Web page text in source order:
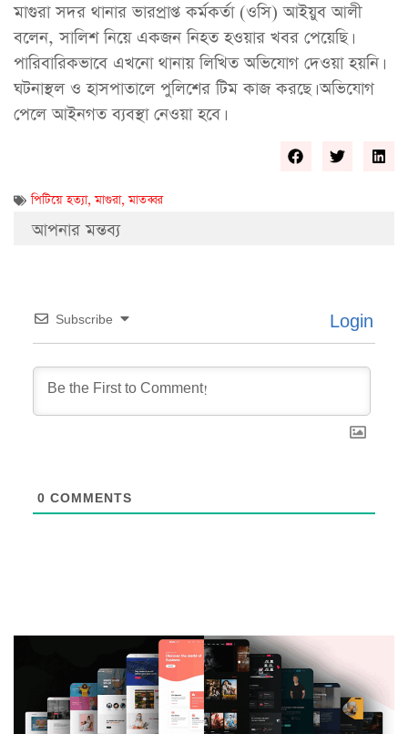
মাগুরা সদর থানার ভারপ্রাপ্ত কর্মকর্তা (ওসি) আইয়ুব আলী
বলেন, সালিশ নিয়ে একজন নিহত হওয়ার খবর পেয়েছি।
পারিবারিকভাবে এখনো থানায় লিখিত অভিযোগ দেওয়া হয়নি।
ঘটনাস্থল ও হাসপাতালে পুলিশের টিম কাজ করছে। অভিযোগ
পেলে আইনগত ব্যবস্থা নেওয়া হবে।
পিটিয়ে হত্যা,মাগুরা,মাতব্বর
আপনার মন্তব্য
Subscribe Login
0 COMMENTS